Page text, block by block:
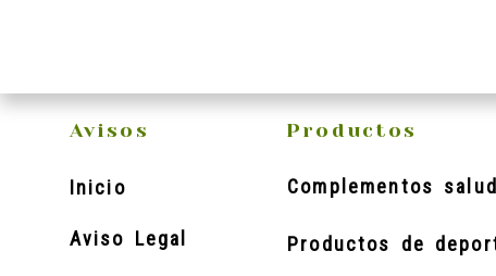
Avisos
Inicio
Aviso Legal
Productos
Complementos salud
Productos de